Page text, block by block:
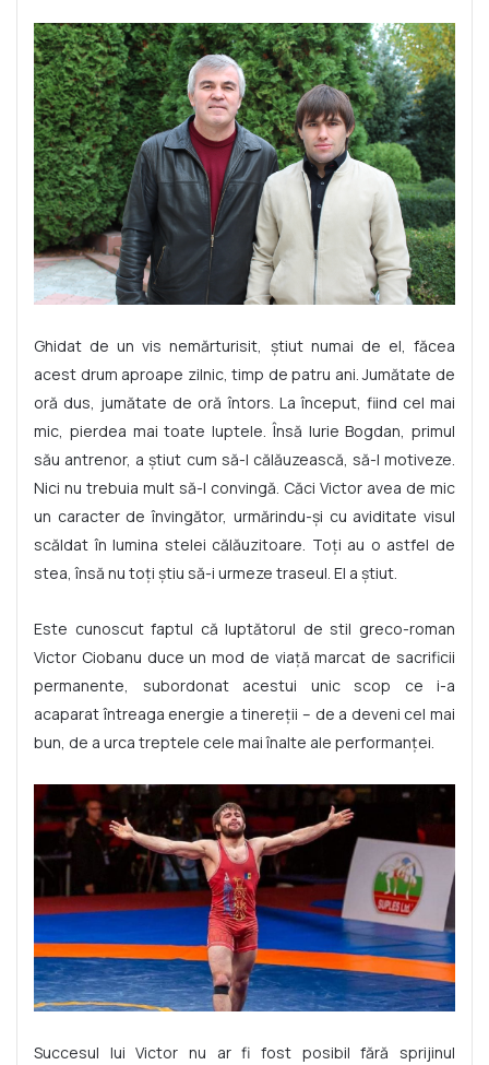
Ghidat de un vis nemărturisit, știut numai de el, făcea
acest drum aproape zilnic, timp de patru ani. Jumătate de
oră dus, jumătate de oră întors. La început, fiind cel mai
mic, pierdea mai toate luptele. Însă Iurie Bogdan, primul
său antrenor, a știut cum să-l călăuzească, să-l motiveze.
Nici nu trebuia mult să-l convingă. Căci Victor avea de mic
un caracter de învingător, urmărindu-și cu aviditate visul
scăldat în lumina stelei călăuzitoare. Toți au o astfel de
stea, însă nu toți știu să-i urmeze traseul. El a știut.
Este cunoscut faptul că luptătorul de stil greco-roman
Victor Ciobanu duce un mod de viață marcat de sacrificii
permanente, subordonat acestui unic scop ce i-a
acaparat întreaga energie a tinereții – de a deveni cel mai
bun, de a urca treptele cele mai înalte ale performanței.
Succesul lui Victor nu ar fi fost posibil fără sprijinul